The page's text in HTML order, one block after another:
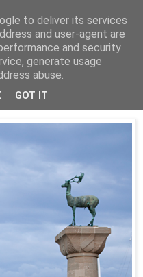
Rhodes, Rodi...
to deliver its services
and user-agent are
and security
generate usage
abuse.
GOT IT